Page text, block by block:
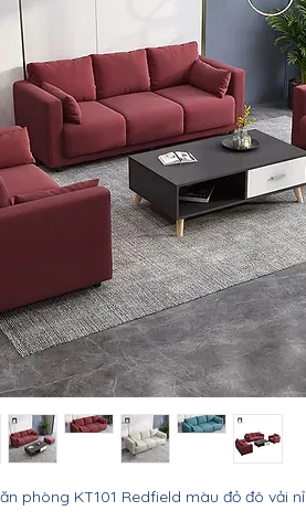
phòng KT101 Redfield màu đỏ đô vải nỉ